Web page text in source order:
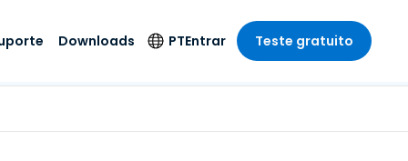
Downloads PTEntrar Teste gratuito